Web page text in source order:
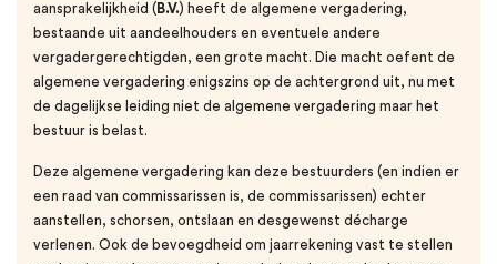
aansprakelijkheid (B.V.) heeft de algemene vergadering,
bestaande uit aandeelhouders en eventuele andere
vergadergerechtigden, een grote macht. Die macht oefent de
algemene vergadering enigszins op de achtergrond uit, nu met
de dagelijkse leiding niet de algemene vergadering maar het
bestuur is belast.
Deze algemene vergadering kan deze bestuurders (en indien er
een raad van commissarissen is, de commissarissen) echter
aanstellen, schorsen, ontslaan en desgewenst décharge
verlenen. Ook de bevoegdheid om jaar­rekening vast te stellen